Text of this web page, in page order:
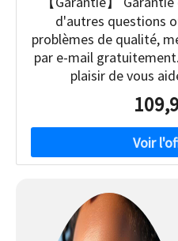
d'autres questions
problèmes de qualité,
par e-mail
plaisir de vous